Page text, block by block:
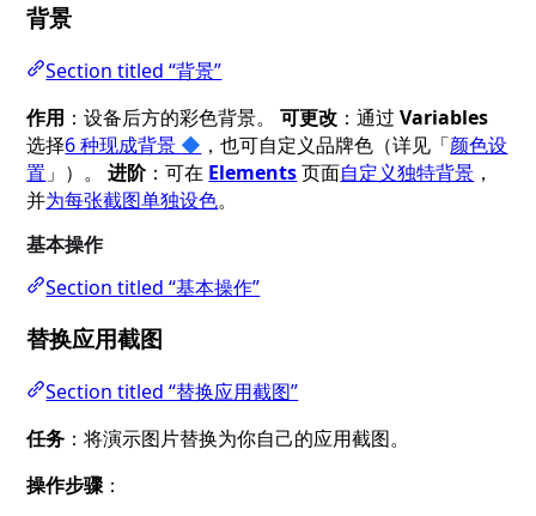
背景
Section titled “背景”
作用 ：设备后方的彩色背景。可更改 ：通过Variables
选择6 种现成背景 ◆ ，也可自定义品牌色（详见「颜色设
置 」）。进阶 ：可在 Elements页面自定义独特背景 ，
并为每张截图单独设色。
基本操作
Section titled “基本操作”
替换应用截图
Section titled “替换应用截图”
任务 ：将演示图片替换为你自己的应用截图。
操作步骤：